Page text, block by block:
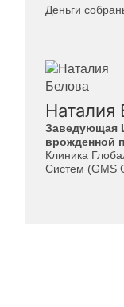
Деньги
Наталия
Заведующая
врожденной
Клиника
Систем (GMS